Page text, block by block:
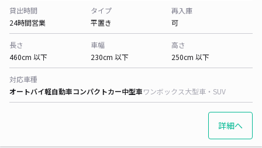
貸出時間
24時間営業
タイプ
平置き
再入庫
可
長さ
460cm 以下
車幅
230cm 以下
高さ
250cm 以下
対応車種
オートバイ軽自動車コンパクトカー中型車ワンボックス大型車・SUV
詳細へ